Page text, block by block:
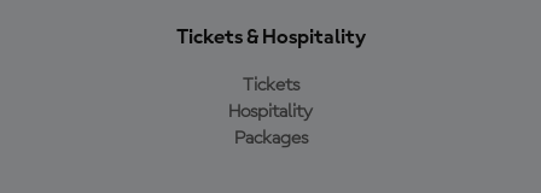
Tickets & Hospitality
Tickets
Hospitality
Packages